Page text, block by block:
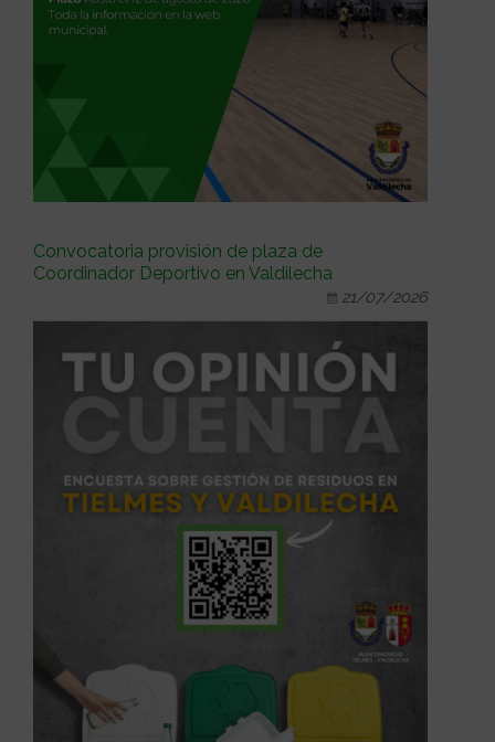
Convocatoria provisión de plaza de
Coordinador Deportivo en Valdilecha
21/07/2026